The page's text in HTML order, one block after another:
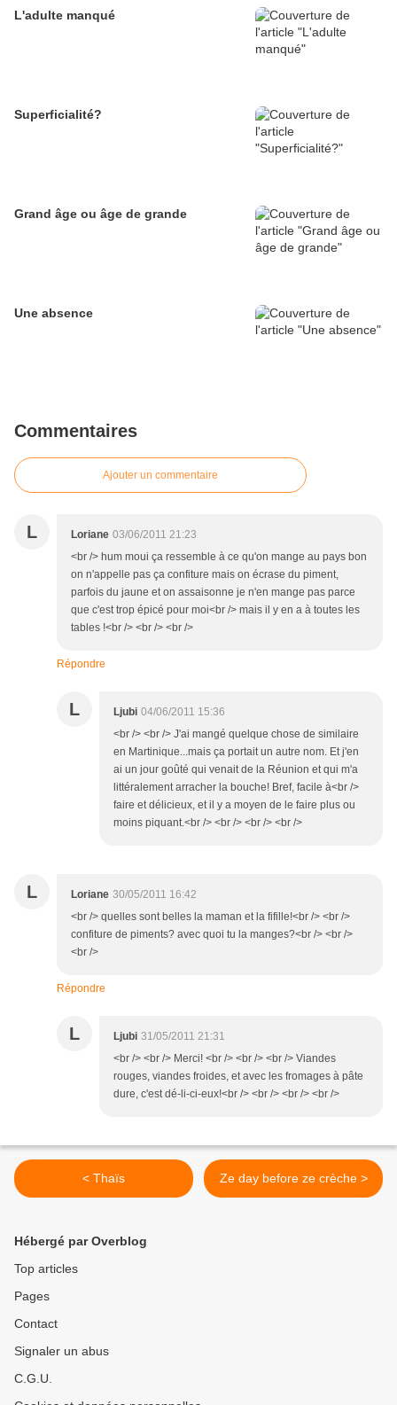
L'adulte manqué
Superficialité?
Grand âge ou âge de grande
Une absence
Commentaires
Ajouter un commentaire
L Loriane 03/06/2011 21:23
<br /> hum moui ça ressemble à ce qu'on mange au pays bon
on n'appelle pas ça confiture mais on écrase du piment,
parfois du jaune et on assaisonne je n'en mange pas parce
que c'est trop épicé pour moi<br /> mais il y en a à toutes les
tables !<br /> <br /> <br />
Répondre
L Ljubi 04/06/2011 15:36
<br /> <br /> J'ai mangé quelque chose de similaire
en Martinique...mais ça portait un autre nom. Et j'en
ai un jour goûté qui venait de la Réunion et qui m'a
littéralement arracher la bouche! Bref, facile à<br />
faire et délicieux, et il y a moyen de le faire plus ou
moins piquant.<br /> <br /> <br /> <br />
L Loriane 30/05/2011 16:42
<br /> quelles sont belles la maman et la fifille!<br /> <br />
confiture de piments? avec quoi tu la manges?<br /> <br />
<br />
Répondre
L Ljubi 31/05/2011 21:31
<br /> <br /> Merci! <br /> <br /> <br /> Viandes
rouges, viandes froides, et avec les fromages à pâte
dure, c'est dé-li-ci-eux!<br /> <br /> <br /> <br />
< Thaïs Ze day before ze crèche >
Hébergé par Overblog
Top articles
Pages
Contact
Signaler un abus
C.G.U.